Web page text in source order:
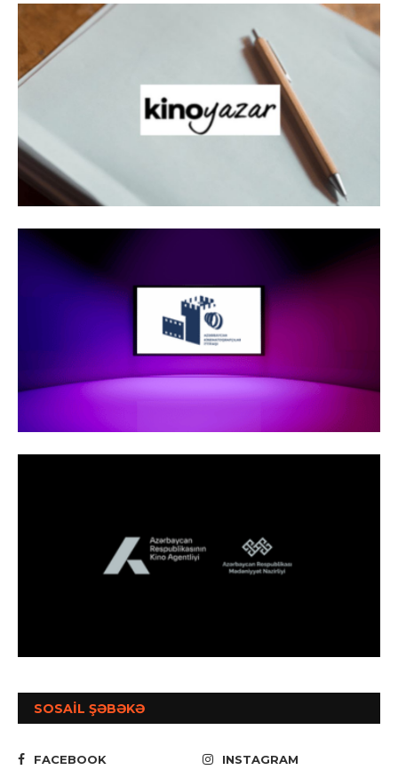
SOSAİL ŞƏBƏKƏ
FACEBOOK
INSTAGRAM